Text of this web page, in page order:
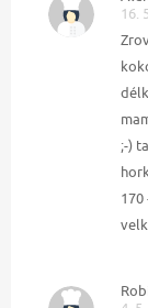
16.
;-)